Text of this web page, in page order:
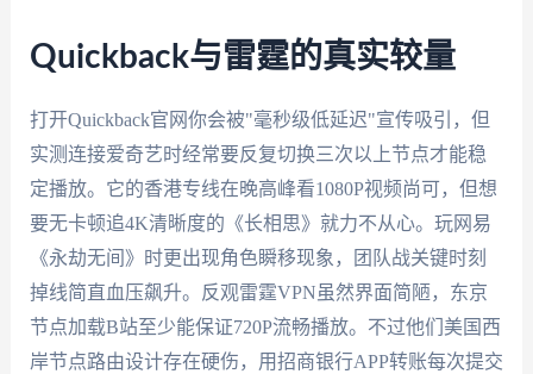
Quickback与雷霆的真实较量
打开Quickback官网你会被"毫秒级低延迟"宣传吸引，但
实测连接爱奇艺时经常要反复切换三次以上节点才能稳
定播放。它的香港专线在晚高峰看1080P视频尚可，但想
要无卡顿追4K清晰度的《长相思》就力不从心。玩网易
《永劫无间》时更出现角色瞬移现象，团队战关键时刻
掉线简直血压飙升。反观雷霆VPN虽然界面简陋，东京
节点加载B站至少能保证720P流畅播放。不过他们美国西
岸节点路由设计存在硬伤，用招商银行APP转账每次提交